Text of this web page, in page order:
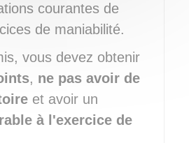
courantes de
de maniabilité.
vous devez obtenir
, ne pas avoir de
et avoir un
à l'exercice de